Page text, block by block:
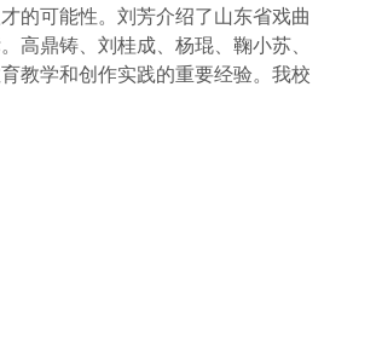
的可能性。刘芳介绍了山东省戏曲
高鼎铸、刘桂成、杨琨、鞠小苏、
教学和创作实践的重要经验。我校